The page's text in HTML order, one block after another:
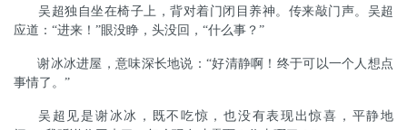
吴超独自坐在椅子上，背对着门闭目养神。传来敲门声。吴超
应道：“进来！”眼没睁，头没回，“什么事？”
谢冰冰进屋，意味深长地说：“好清静啊！终于可以一个人想点
事情了。”
吴超见是谢冰冰，既不吃惊，也没有表现出惊喜，平静地